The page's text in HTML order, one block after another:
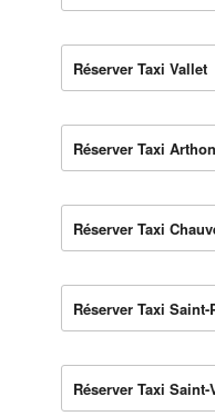
Réserver Taxi Vallet
Réserver Taxi
Réserver Taxi
Réserver Taxi Saint-
Réserver Taxi Saint-